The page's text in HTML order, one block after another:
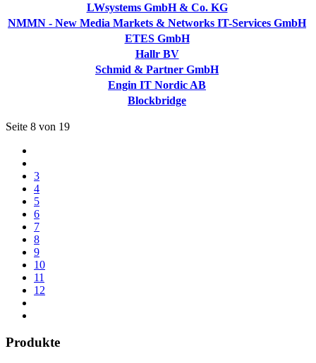
LWsystems GmbH & Co. KG
NMMN - New Media Markets & Networks IT-Services GmbH
ETES GmbH
Hallr BV
Schmid & Partner GmbH
Engin IT Nordic AB
Blockbridge
Seite 8 von 19
3
4
5
6
7
8
9
10
11
12
Produkte